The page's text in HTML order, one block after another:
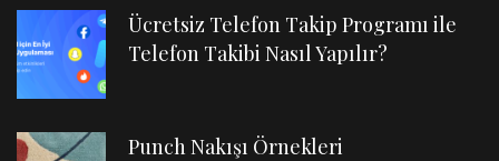
Ücretsiz Telefon Takip Programı ile
Telefon Takibi Nasıl Yapılır?
Punch Nakışı Örnekleri